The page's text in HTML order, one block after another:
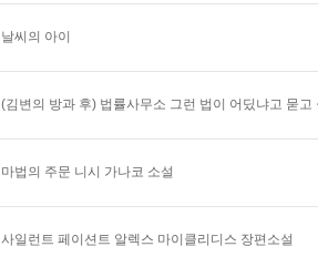
날씨의 아이
(김변의 방과 후) 법률사무소 그런 법이 어딨냐고 묻고
마법의 주문 니시 가나코 소설
사일런트 페이션트 알렉스 마이클리디스 장편소설